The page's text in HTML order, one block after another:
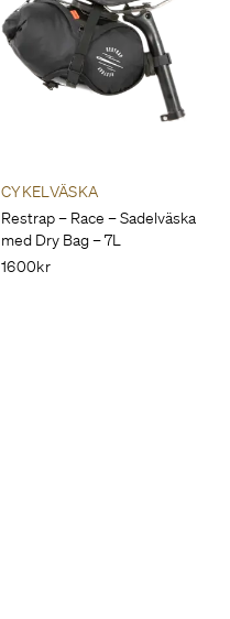
CYKELVÄSKA
Restrap – Race – Sadelväska
med Dry Bag – 7L
1600kr